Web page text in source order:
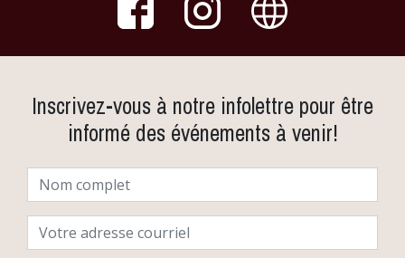
Inscrivez-vous à notre infolettre pour être
informé des événements à venir!